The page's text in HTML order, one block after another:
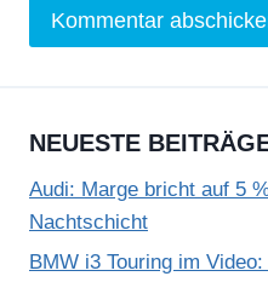
NEUESTE
Audi: Marge bricht auf 5
Nachtschicht
BMW i3 Touring im